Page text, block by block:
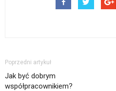
Poprzedni artykuł
Jak być dobrym
współpracownikiem?